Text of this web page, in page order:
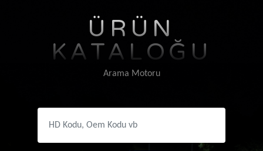
ÜRÜN
KATALOĞU
Arama Motoru